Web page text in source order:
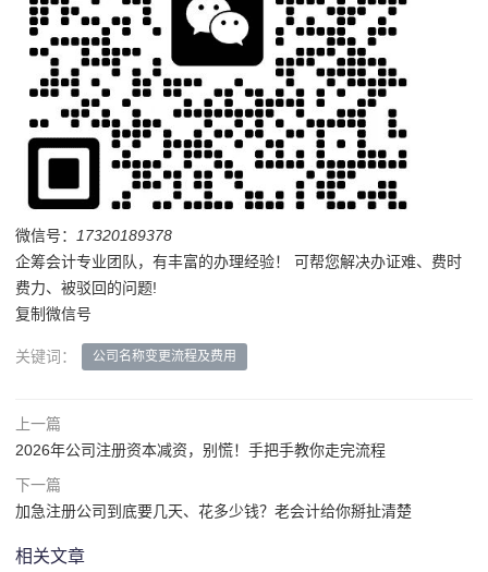
微信号：
17320189378
企筹会计专业团队，有丰富的办理经验！ 可帮您解决办证难、费时
费力、被驳回的问题!
复制微信号
关键词： 公司名称变更流程及费用
上一篇
2026年公司注册资本减资，别慌！手把手教你走完流程
下一篇
加急注册公司到底要几天、花多少钱？老会计给你掰扯清楚
相关文章